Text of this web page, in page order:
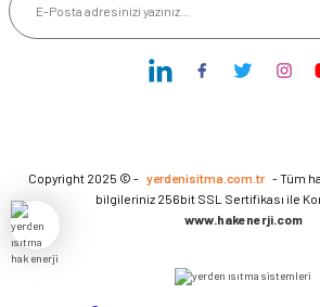
Copyright 2025 © - yerdenisitma.com.tr - Tüm
bilgileriniz 256bit SSL Sertifikası ile
www.hakenerji.com